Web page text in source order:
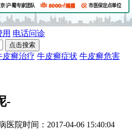
用 电话问诊
皮癣治疗 牛皮癣症状 牛皮癣危害
-
医院时间：2017-04-06 15:40:04